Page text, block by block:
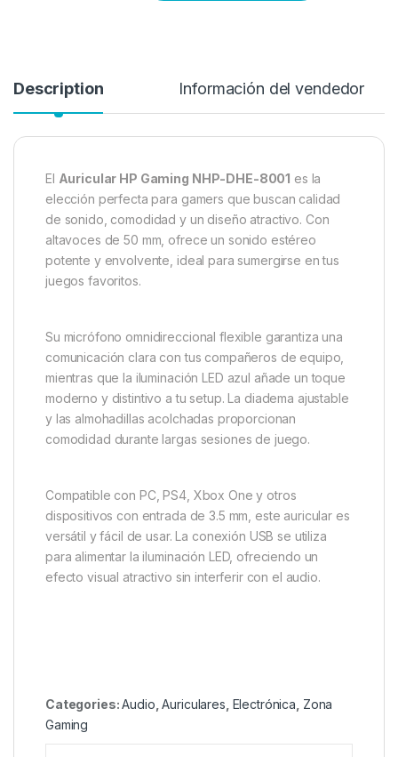
Description Información del vendedor
El Auricular HP Gaming NHP-DHE-8001 es la
elección perfecta para gamers que buscan calidad
de sonido, comodidad y un diseño atractivo. Con
altavoces de 50 mm, ofrece un sonido estéreo
potente y envolvente, ideal para sumergirse en tus
juegos favoritos.
Su micrófono omnidireccional flexible garantiza una
comunicación clara con tus compañeros de equipo,
mientras que la iluminación LED azul añade un toque
moderno y distintivo a tu setup. La diadema ajustable
y las almohadillas acolchadas proporcionan
comodidad durante largas sesiones de juego.
Compatible con PC, PS4, Xbox One y otros
dispositivos con entrada de 3.5 mm, este auricular es
versátil y fácil de usar. La conexión USB se utiliza
para alimentar la iluminación LED, ofreciendo un
efecto visual atractivo sin interferir con el audio.
Categories:Audio ,Auriculares Electrónica Zona
Gaming